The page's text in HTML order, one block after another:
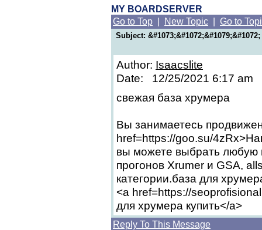
MY BOARDSERVER
Go to Top
New Topic Go to
Subject: &#1073;&#1072;&#1079;&#1072;
Author: Isaacslite
Date: 12/25/2021 6:17 am
свежая база хрумера
Вы занимаетесь
href=https://goo.su/
вы можете выбрать любую
прогонов Xrumer и GSA,
категории.база для
<a href=https://
для хрумера купить</a>
Reply To This Message